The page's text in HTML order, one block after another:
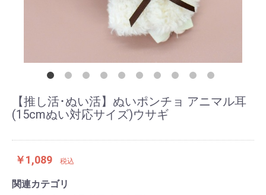
【推し活･ぬい活】ぬいポンチョ アニマル耳
(15cmぬい対応サイズ)ウサギ
￥1,089 税込
関連カテゴリ